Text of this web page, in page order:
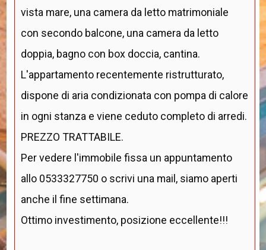
vista mare, una camera da letto matrimoniale
con secondo balcone, una camera da letto
doppia, bagno con box doccia, cantina.
L'appartamento recentemente ristrutturato,
dispone di aria condizionata con pompa di calore
in ogni stanza e viene ceduto completo di arredi.
PREZZO TRATTABILE.
Per vedere l'immobile fissa un appuntamento
allo 0533327750 o scrivi una mail, siamo aperti
anche il fine settimana.
Ottimo investimento, posizione eccellente!!!